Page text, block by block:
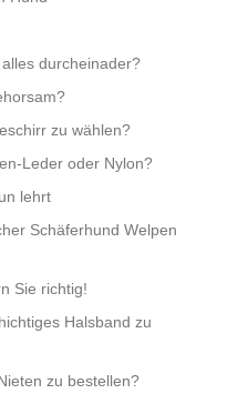
durcheinader?
zu wählen?
Leder oder Nylon?
lehrt
Schäferhund Welpen
Sie richtig!
Halsband zu
zu bestellen?